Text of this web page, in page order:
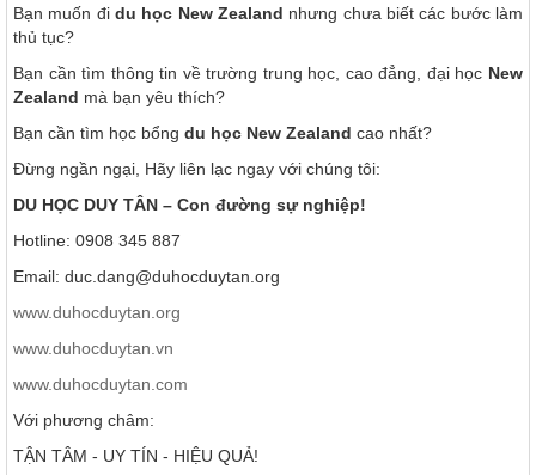
Bạn muốn đi du học New Zealand nhưng chưa biết các bước làm
thủ tục?
Bạn cần tìm thông tin về trường trung học, cao đẳng, đại học New
Zealand mà bạn yêu thích?
Bạn cần tìm học bổng du học New Zealand cao nhất?
Đừng ngần ngại, Hãy liên lạc ngay với chúng tôi:
DU HỌC DUY TÂN – Con đường sự nghiệp!
Hotline: 0908 345 887
Email: duc.dang@duhocduytan.org
www.duhocduytan.org
www.duhocduytan.vn
www.duhocduytan.com
Với phương châm:
TẬN TÂM - UY TÍN - HIỆU QUẢ!